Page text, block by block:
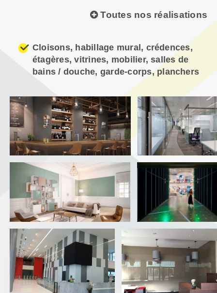
Toutes nos réalisations
Cloisons, habillage mural, crédences,
étagères, vitrines, mobilier, salles de
bains / douche, garde-corps, planchers